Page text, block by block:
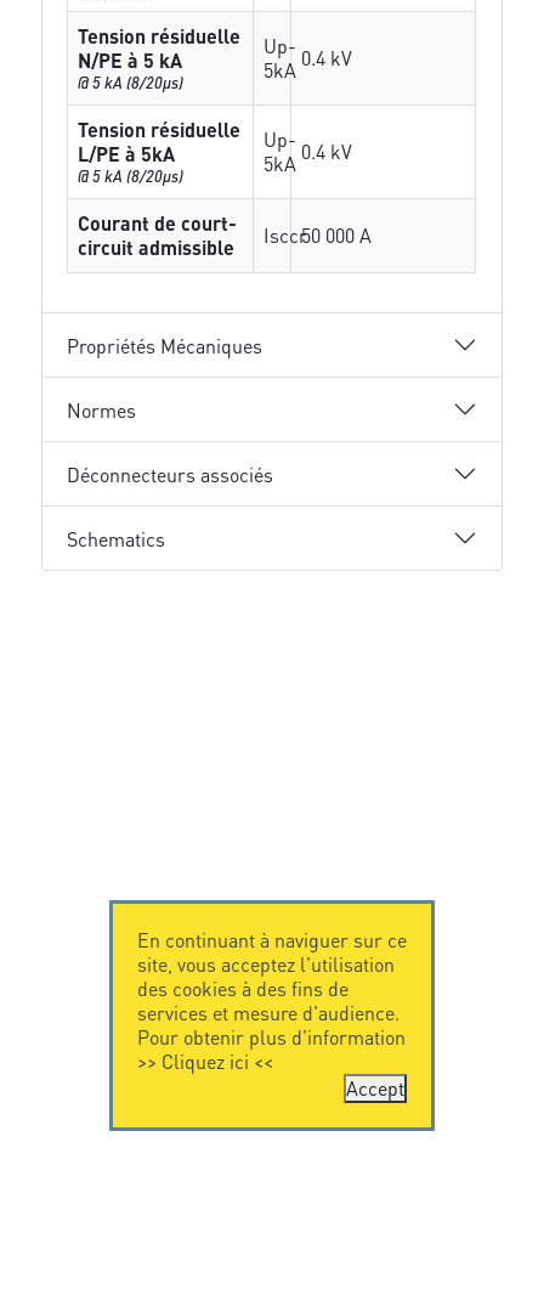
Tension résiduelle
N/PE à 5 kA
@ 5 kA (8/20µs)
Up-
5kA 0.4 kV
Tension résiduelle
L/PE à 5kA
@ 5 kA (8/20µs)
Up-
5kA 0.4 kV
Courant de court-
circuit admissible
Isccr50 000 A
Propriétés Mécaniques
Normes
Déconnecteurs associés
Schematics
En continuant à naviguer sur ce
site, vous acceptez l'utilisation
des cookies à des fins de
services et mesure d'audience.
Pour obtenir plus d'information
>> Cliquez ici <<
Accept